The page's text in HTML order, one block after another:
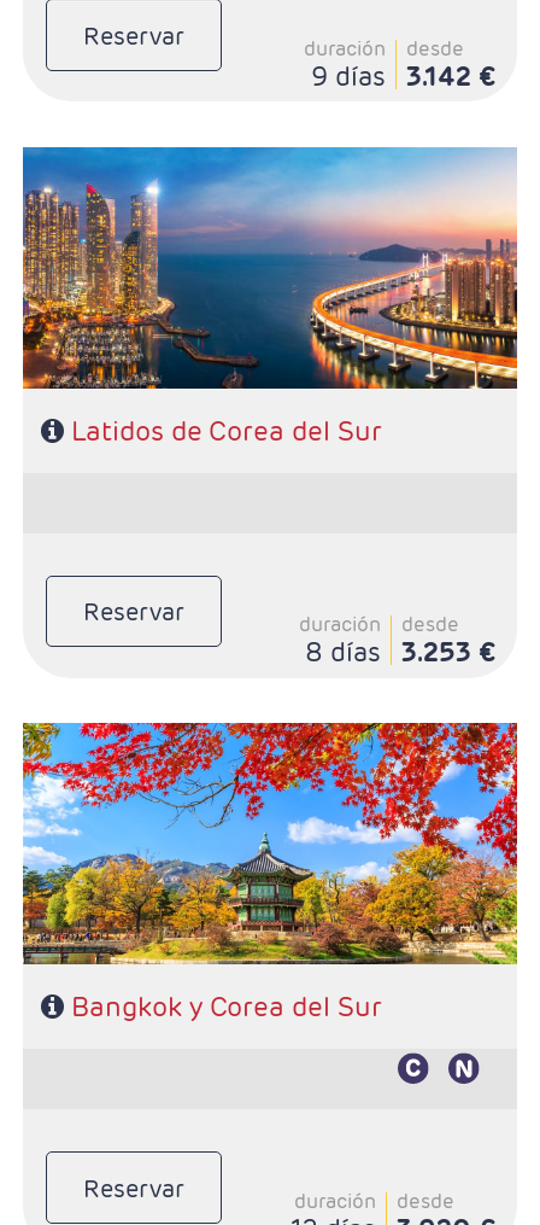
Reservar duración
9 días
desde
3.142 €
- Salidas: Domingos según calendario
- Ruta: 3 noches Seúl y 3 noches Busán
- Régimen: Desayuno diario y 1 almuerzo
- Categoría Hotelera: Primera Sup
Latidos de Corea del Sur
Reservar duración
8 días
desde
3.253 €
- Salidas: Viernes según calendario
- Ruta: 3 noches Bangkok + 7 noches Corea del sur
- Categoría hotelera: A elección en Bankok y Primera
en corea
- Régimen: AD + 4 almuerzos en Corea
Bangkok y Corea del Sur
Reservar duración desde